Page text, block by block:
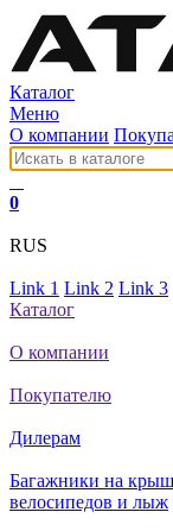
Каталог
Меню
О компании
0
RUS
Link 1 Link 2 Link 3
Каталог
О компании
Покупателю
Дилерам
Багажники на
велосипедов и лыж